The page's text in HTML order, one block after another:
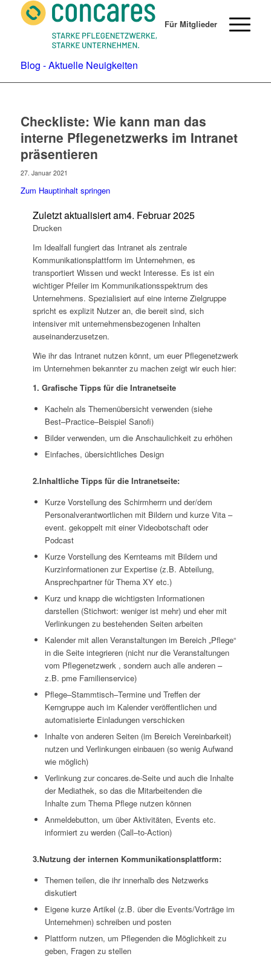
Für Mitglieder
Blog - Aktuelle Neuigkeiten
Checkliste: Wie kann man das
interne Pflegenetzwerks im Intranet
präsentieren
27. Januar 2021
Zum Hauptinhalt springen
Zuletzt aktualisiert am4. Februar 2025
Drucken
Im Idealfall fungiert das Intranet als zentrale
Kommunikationsplattform im Unternehmen, es
transportiert Wissen und weckt Interesse. Es ist ein
wichtiger Pfeiler im Kommunikationsspektrum des
Unternehmens. Spezialisiert auf eine interne Zielgruppe
spricht es explizit Nutzer an, die bereit sind, sich
intensiver mit unternehmensbezogenen Inhalten
auseinanderzusetzen.
Wie ihr das Intranet nutzen könnt, um euer Pflegenetzwerk
im Unternehmen bekannter zu machen zeigt wir euch hier:
1. Grafische Tipps für die Intranetseite
Kacheln als Themenübersicht verwenden (siehe
Best–Practice–Beispiel Sanofi)
Bilder verwenden, um die Anschaulichkeit zu erhöhen
Einfaches, übersichtliches Design
2.Inhaltliche Tipps für die Intranetseite:
Kurze Vorstellung des Schirmherrn und der/dem
Personalverantwortlichen mit Bildern und kurze Vita –
event. gekoppelt mit einer Videobotschaft oder
Podcast
Kurze Vorstellung des Kernteams mit Bildern und
Kurzinformationen zur Expertise (z.B. Abteilung,
Ansprechpartner für Thema XY etc.)
Kurz und knapp die wichtigsten Informationen
darstellen (Stichwort: weniger ist mehr) und eher mit
Verlinkungen zu bestehenden Seiten arbeiten
Kalender mit allen Veranstaltungen im Bereich „Pflege“
in die Seite integrieren (nicht nur die Veranstaltungen
vom Pflegenetzwerk , sondern auch alle anderen –
z.B. pme Familienservice)
Pflege–Stammtisch–Termine und Treffen der
Kerngruppe auch im Kalenderveröffentlichen und
automatisierte Einladungen verschicken
Inhalte von anderen Seiten (im Bereich Vereinbarkeit)
nutzen und Verlinkungen einbauen (so wenig Aufwand
wie möglich)
Verlinkung zur concares.de-Seite und auch die Inhalte
der Mediathek, so das die Mitarbeitenden die
Inhaltezum Thema Pflege nutzen können
Anmeldebutton, um über Aktivitäten, Events etc.
informiert zu werden (Call–to-Action)
3.Nutzung der internen Kommunikationsplattform:
Themen teilen, die ihr innerhalb des Netzwerks
diskutiert
Eigene kurze Artikel (z.B. über die Events/Vorträge im
Unternehmen) schreiben und posten
Plattform nutzen, um Pflegenden die Möglichkeit zu
geben, Fragen zu stellen